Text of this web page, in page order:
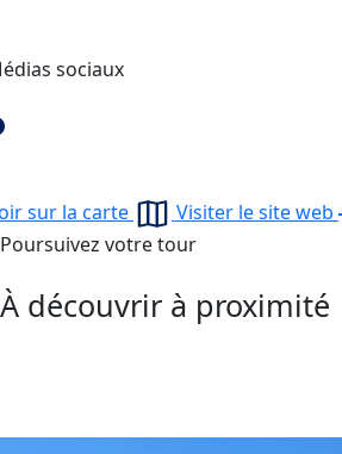
sociaux
sur la carte
Visiter le site web
Poursuivez votre tour
À découvrir à proximité